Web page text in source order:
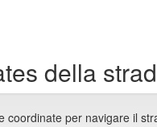
della
coordinate per navigare il